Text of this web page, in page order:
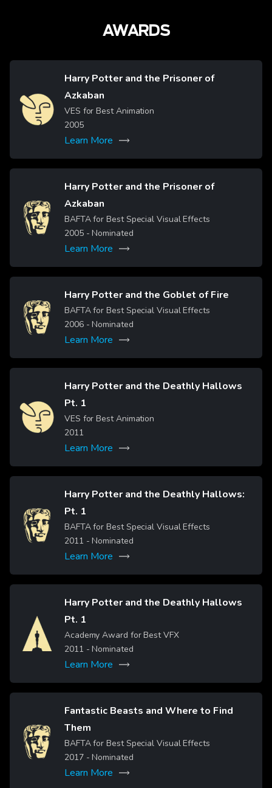
AWARDS
Image
Harry Potter and the Prisoner of
Azkaban
VES for Best Animation
2005
Learn More
Image
Harry Potter and the Prisoner of
Azkaban
BAFTA for Best Special Visual Effects
2005- Nominated
Learn More
Image
Harry Potter and the Goblet of Fire
BAFTA for Best Special Visual Effects
2006- Nominated
Learn More
Image
Harry Potter and the Deathly Hallows
Pt. 1
VES for Best Animation
2011
Learn More
Image
Harry Potter and the Deathly Hallows:
Pt. 1
BAFTA for Best Special Visual Effects
2011 - Nominated
Learn More
Image
Harry Potter and the Deathly Hallows
Pt. 1
Academy Award for Best VFX
2011 - Nominated
Learn More
Image
Fantastic Beasts and Where to Find
Them
BAFTA for Best Special Visual Effects
2017- Nominated
Learn More